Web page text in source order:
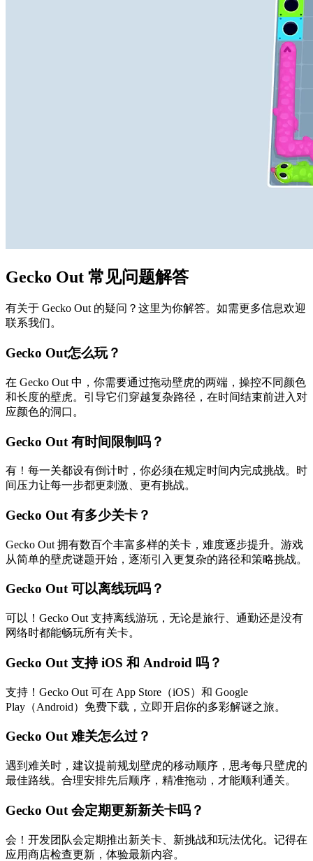
Gecko Out 常见问题解答
有关于 Gecko Out 的疑问？这里为你解答。如需更多信息欢迎
联系我们。
Gecko Out怎么玩？
在 Gecko Out 中，你需要通过拖动壁虎的两端，操控不同颜色
和长度的壁虎。引导它们穿越复杂路径，在时间结束前进入对
应颜色的洞口。
Gecko Out 有时间限制吗？
有！每一关都设有倒计时，你必须在规定时间内完成挑战。时
间压力让每一步都更刺激、更有挑战。
Gecko Out 有多少关卡？
Gecko Out 拥有数百个丰富多样的关卡，难度逐步提升。游戏
从简单的壁虎谜题开始，逐渐引入更复杂的路径和策略挑战。
Gecko Out 可以离线玩吗？
可以！Gecko Out 支持离线游玩，无论是旅行、通勤还是没有
网络时都能畅玩所有关卡。
Gecko Out 支持 iOS 和 Android 吗？
支持！Gecko Out 可在 App Store（iOS）和 Google
Play（Android）免费下载，立即开启你的多彩解谜之旅。
Gecko Out 难关怎么过？
遇到难关时，建议提前规划壁虎的移动顺序，思考每只壁虎的
最佳路线。合理安排先后顺序，精准拖动，才能顺利通关。
Gecko Out 会定期更新新关卡吗？
会！开发团队会定期推出新关卡、新挑战和玩法优化。记得在
应用商店检查更新，体验最新内容。